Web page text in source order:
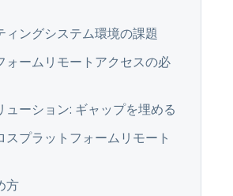
ィングシステム環境の課題
ォームリモートアクセスの必
ーション: ギャップを埋める
プラットフォームリモート
方